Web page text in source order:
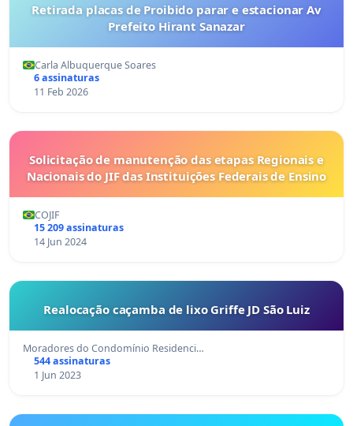
Retirada placas de Proibido parar e estacionar Av
Prefeito Hirant Sanazar
Carla Albuquerque Soares
6 assinaturas
11 Feb 2026
Solicitação de manutenção das etapas Regionais e
Nacionais do JIF das Instituições Federais de Ensino
COJIF
15 209 assinaturas
14 Jun 2024
Realocação caçamba de lixo Griffe JD São Luiz
Moradores do Condomínio Residenci…
544 assinaturas
1 Jun 2023